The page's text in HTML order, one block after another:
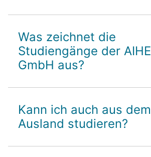
Was zeichnet die
Studiengänge der AIHE
GmbH aus?
Kann ich auch aus dem
Ausland studieren?